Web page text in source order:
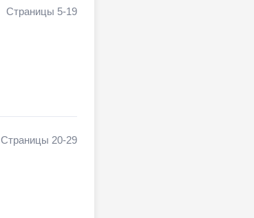
Страницы 5-19
Страницы 20-29